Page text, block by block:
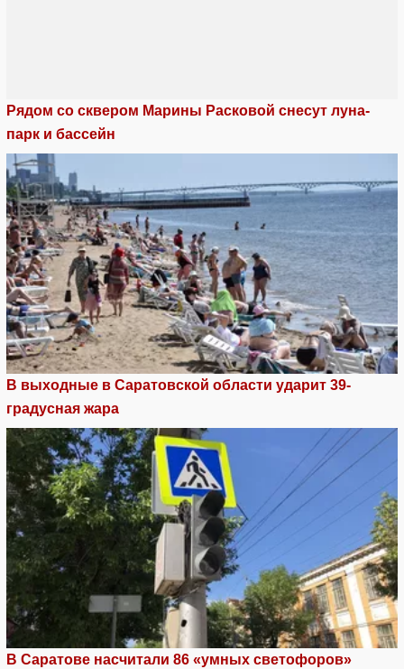
Рядом со сквером Марины Расковой снесут луна-
парк и бассейн
В выходные в Саратовской области ударит 39-
градусная жара
В Саратове насчитали 86 «умных светофоров»